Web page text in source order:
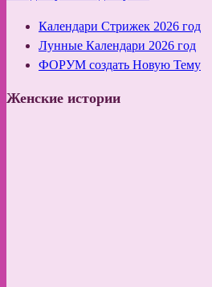
Календари Стрижек 2026 год
Лунные Календари 2026 год
ФОРУМ создать Новую Тему
Женские истории